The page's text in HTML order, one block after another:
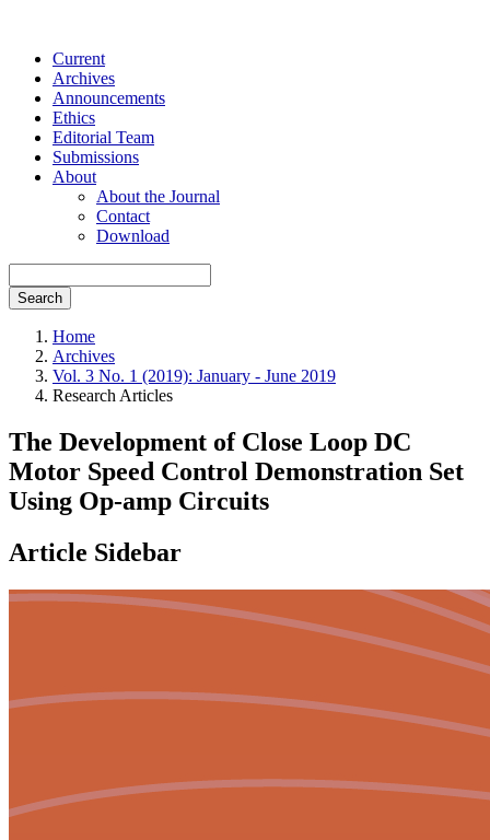
Current
Archives
Announcements
Ethics
Editorial Team
Submissions
About
About the Journal
Contact
Download
Search
Home
Archives
Vol. 3 No. 1 (2019): January - June 2019
Research Articles
The Development of Close Loop DC
Motor Speed Control Demonstration Set
Using Op-amp Circuits
Article Sidebar